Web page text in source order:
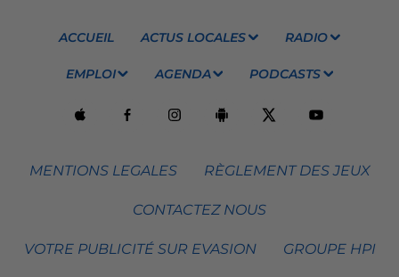
ACCUEIL ACTUS LOCALES RADIO
EMPLOI AGENDA PODCASTS
MENTIONS LEGALES RÈGLEMENT DES JEUX
CONTACTEZ NOUS
VOTRE PUBLICITÉ SUR EVASION GROUPE HPI